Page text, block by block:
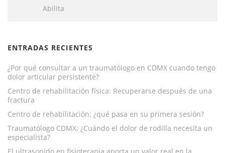
Abilita
ENTRADAS RECIENTES
¿Por qué consultar a un traumatólogo en CDMX cuando tengo
dolor articular persistente?
Centro de rehabilitación física: Recuperarse después de una
fractura
Centro de rehabilitación: ¿qué pasa en su primera sesión?
Traumatólogo CDMX: ¿Cuándo el dolor de rodilla necesita un
especialista?